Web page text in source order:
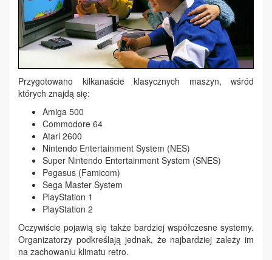
Przygotowano kilkanaście klasycznych maszyn, wśród
których znajdą się:
Amiga 500
Commodore 64
Atari 2600
Nintendo Entertainment System (NES)
Super Nintendo Entertainment System (SNES)
Pegasus (Famicom)
Sega Master System
PlayStation 1
PlayStation 2
Oczywiście pojawią się także bardziej współczesne systemy.
Organizatorzy podkreślają jednak, że najbardziej zależy im
na zachowaniu klimatu retro.